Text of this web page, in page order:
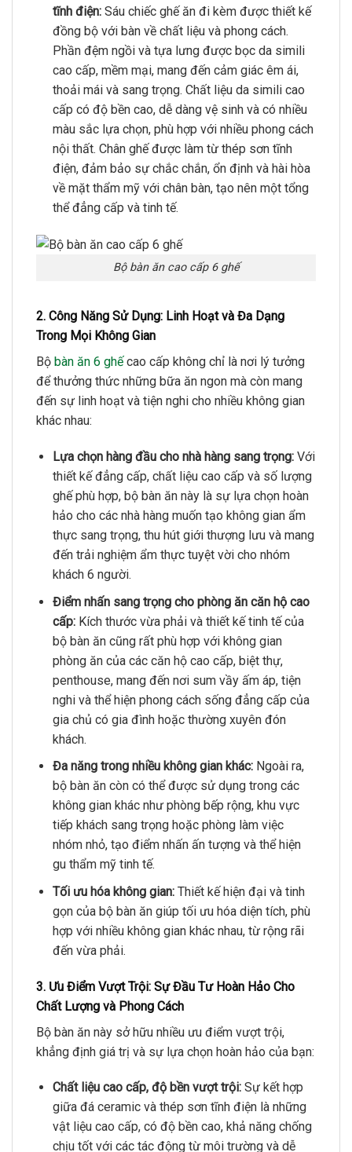
tĩnh điện:Sáu chiếc ghế ăn đi kèm được thiết kế
đồng bộ với bàn về chất liệu và phong cách.
Phần đệm ngồi và tựa lưng được bọc da simili
cao cấp, mềm mại, mang đến cảm giác êm ái,
thoải mái và sang trọng. Chất liệu da simili cao
cấp có độ bền cao, dễ dàng vệ sinh và có nhiều
màu sắc lựa chọn, phù hợp với nhiều phong cách
nội thất. Chân ghế được làm từ thép sơn tĩnh
điện, đảm bảo sự chắc chắn, ổn định và hài hòa
về mặt thẩm mỹ với chân bàn, tạo nên một tổng
thể đẳng cấp và tinh tế.
Bộ bàn ăn cao cấp 6 ghế
2. Công Năng Sử Dụng: Linh Hoạt và Đa Dạng
Trong Mọi Không Gian
Bộ bàn ăn 6 ghếcao cấp không chỉ là nơi lý tưởng
để thưởng thức những bữa ăn ngon mà còn mang
đến sự linh hoạt và tiện nghi cho nhiều không gian
khác nhau:
Lựa chọn hàng đầu cho nhà hàng sang trọng:Với
thiết kế đẳng cấp, chất liệu cao cấp và số lượng
ghế phù hợp, bộ bàn ăn này là sự lựa chọn hoàn
hảo cho các nhà hàng muốn tạo không gian ẩm
thực sang trọng, thu hút giới thượng lưu và mang
đến trải nghiệm ẩm thực tuyệt vời cho nhóm
khách 6 người.
Điểm nhấn sang trọng cho phòng ăn căn hộ cao
cấp:Kích thước vừa phải và thiết kế tinh tế của
bộ bàn ăn cũng rất phù hợp với không gian
phòng ăn của các căn hộ cao cấp, biệt thự,
penthouse, mang đến nơi sum vầy ấm áp, tiện
nghi và thể hiện phong cách sống đẳng cấp của
gia chủ có gia đình hoặc thường xuyên đón
khách.
Đa năng trong nhiều không gian khác:Ngoài ra,
bộ bàn ăn còn có thể được sử dụng trong các
không gian khác như phòng bếp rộng, khu vực
tiếp khách sang trọng hoặc phòng làm việc
nhóm nhỏ, tạo điểm nhấn ấn tượng và thể hiện
gu thẩm mỹ tinh tế.
Tối ưu hóa không gian:Thiết kế hiện đại và tinh
gọn của bộ bàn ăn giúp tối ưu hóa diện tích, phù
hợp với nhiều không gian khác nhau, từ rộng rãi
đến vừa phải.
3. Ưu Điểm Vượt Trội: Sự Đầu Tư Hoàn Hảo Cho
Chất Lượng và Phong Cách
Bộ bàn ăn này sở hữu nhiều ưu điểm vượt trội,
khẳng định giá trị và sự lựa chọn hoàn hảo của bạn:
Chất liệu cao cấp, độ bền vượt trội:Sự kết hợp
giữa đá ceramic và thép sơn tĩnh điện là những
vật liệu cao cấp, có độ bền cao, khả năng chống
chịu tốt với các tác động từ môi trường và dễ